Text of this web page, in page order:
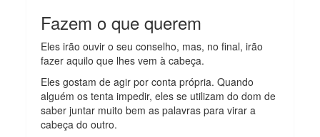
Fazem o que querem
Eles irão ouvir o seu conselho, mas, no final, irão
fazer aquilo que lhes vem à cabeça.
Eles gostam de agir por conta própria. Quando
alguém os tenta impedir, eles se utilizam do dom de
saber juntar muito bem as palavras para virar a
cabeça do outro.